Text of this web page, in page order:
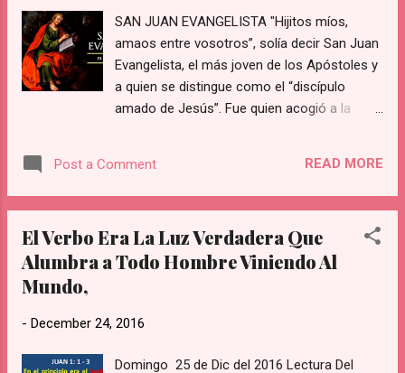
SAN JUAN EVANGELISTA "Hijitos míos,
amaos entre vosotros”, solía decir San Juan
Evangelista, el más joven de los Apóstoles y
a quien se distingue como el “discípulo
amado de Jesús”. Fue quien acogió a la
cada 27 de diciembre. San Juan era judío de
Galilea, hijo de Zebedeo y hermano de
Fue el elegido para acompañar a Pedro a
preparar la última cena, donde reclinó su
llevó físicamente a su casa como Madre
Cuando llegó la noticia del sepulcro vacío,
Post a Comment READ MORE
El Verbo Era La Luz Verdadera Que
Alumbra a Todo Hombre Viniendo Al
Mundo,
- December 24, 2016
Domingo 25 de Dic del 2016 Lectura Del